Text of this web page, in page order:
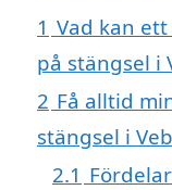
1 Vad kan
på stängsel i
2 Få alltid
stängsel i
2.1